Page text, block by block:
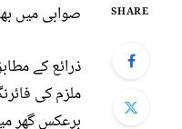
SHARE
صوابی میں بھائی نے
ذرائع کے
برعکس گھر